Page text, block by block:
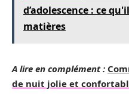
d’adolescence : ce
matières
A lire en complément :
de nuit jolie et